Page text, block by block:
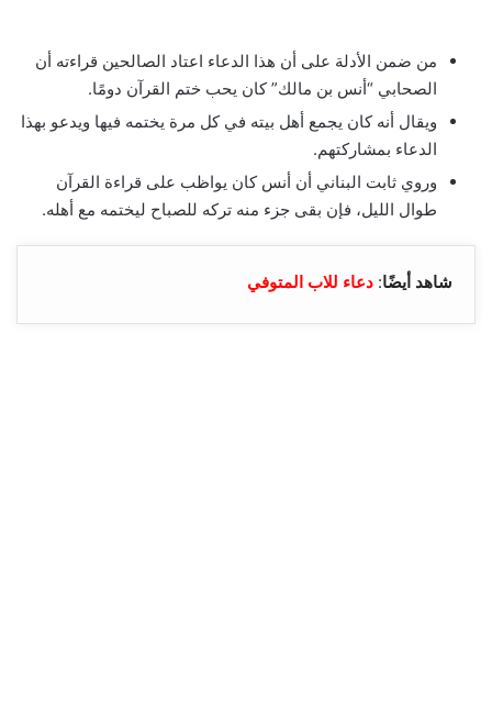
من ضمن الأدلة على أن هذا الدعاء اعتاد الصالحين قراءته أن
الصحابي “أنس بن مالك” كان يحب ختم القرآن دومًا.
ويقال أنه كان يجمع أهل بيته في كل مرة يختمه فيها ويدعو بهذا
الدعاء بمشاركتهم.
وروي ثابت البناني أن أنس كان يواظب على قراءة القرآن
طوال الليل، فإن بقى جزء منه تركه للصباح ليختمه مع أهله.
شاهد أيضًا: دعاء للاب المتوفي